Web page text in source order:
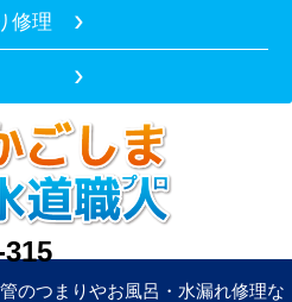
修理
のつまりやお風呂・水漏れ修理な